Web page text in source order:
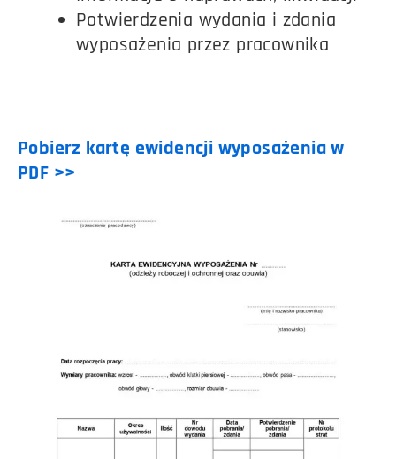
Potwierdzenia wydania i zdania
wyposażenia przez pracownika
Pobierz kartę ewidencji wyposażenia w
PDF >>